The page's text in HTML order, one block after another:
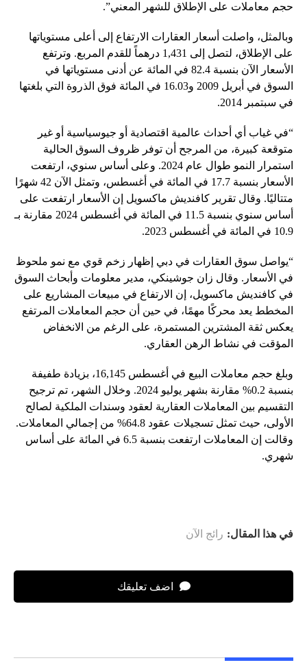
حجم معاملات على الإطلاق للشهر المعني”.
وبالمثل، واصلت أسعار العقارات الارتفاع إلى أعلى مستوياتها
على الإطلاق، لتصل إلى 1,431 درهماً للقدم المربع. وترتفع
الأسعار الآن بنسبة 82.4 في المائة عن أدنى مستوياتها في
السوق في أبريل 2009 و16.03 في المائة فوق الذروة التي بلغتها
في سبتمبر 2014.
“في غياب أي أحداث عالمية اقتصادية أو جيوسياسية أو غير
متوقعة كبيرة، من المرجح أن توفر ظروف السوق الحالية
استمرار النمو طوال عام 2024. وعلى أساس سنوي، ارتفعت
الأسعار بنسبة 17.7 في المائة في أغسطس، وتمثل الآن 42 شهرًا
متتاليًا. وقال تقرير كافنديش ماكسويل إن الأسعار ارتفعت على
أساس سنوي بنسبة 11.5 في المائة في أغسطس 2024 مقارنة بـ
10.9 في المائة في أغسطس 2023.
“يواصل سوق العقارات في دبي إظهار زخم قوي مع نمو ملحوظ
في الأسعار. وقال زان جوشينكي، مدير معلومات وأبحاث السوق
في كافنديش ماكسويل، إن الارتفاع في مبيعات المشاريع على
المخطط يعد محركًا مهمًا، في حين أن حجم المعاملات المرتفع
يعكس ثقة المشترين المستمرة، على الرغم من الانخفاض
المؤقت في نشاط الرهن العقاري.
وبلغ حجم معاملات البيع في أغسطس 16,145، بزيادة طفيفة
بنسبة 0.2% مقارنة بشهر يوليو 2024. وخلال الشهر، تم ترجيح
التقسيم بين المعاملات العقارية لعقود وسندات الملكية لصالح
الأولى، حيث تمثل تسجيلات عقود 64.8% من إجمالي المعاملات.
وقالت إن المعاملات ارتفعت بنسبة 6.5 في المائة على أساس
شهري.
في هذا المقال: رائج الآن
اضف تعليقك